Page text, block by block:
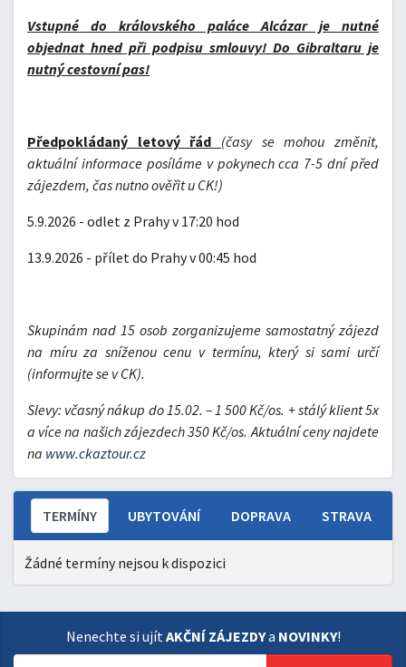
Vstupné do královského paláce Alcázar je nutné
objednat hned při podpisu smlouvy! Do Gibraltaru je
nutný cestovní pas!
Předpokládaný letový řád (časy se mohou změnit,
aktuální informace posíláme v pokynech cca 7-5 dní před
zájezdem, čas nutno ověřit u CK!)
5.9.2026 - odlet z Prahy v 17:20 hod
13.9.2026 - přílet do Prahy v 00:45 hod
Skupinám nad 15 osob zorganizujeme samostatný zájezd
na míru za sníženou cenu v termínu, který si sami určí
(informujte se v CK).
Slevy: včasný nákup do 15.02. – 1 500 Kč/os. + stálý klient 5x
a více na našich zájezdech 350 Kč/os. Aktuální ceny najdete
na www.ckaztour.cz
TERMÍNY UBYTOVÁNÍ DOPRAVA STRAVA
Žádné termíny nejsou k dispozici
Nenechte si ujítAKČNÍ ZÁJEZDYa NOVINKY!